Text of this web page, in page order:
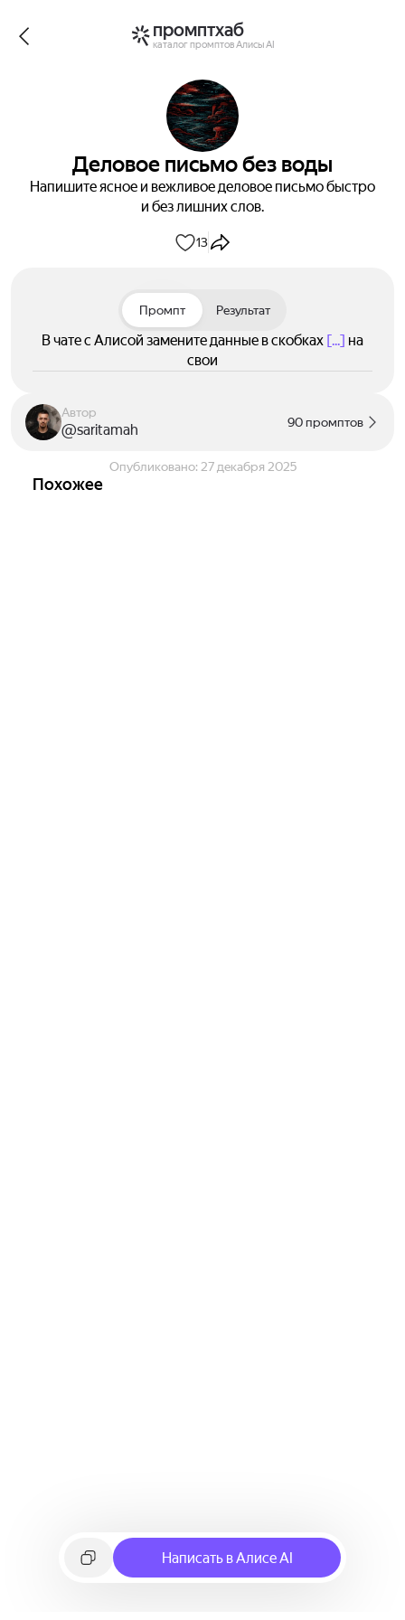
промптхаб
каталог промптов Алисы AI
Деловое письмо без воды
Напишите ясное и вежливое деловое письмо быстро
и без лишних слов.
13
Промпт Результат
В чате с Алисой замените данные в скобках [...] на
свои
Автор
@saritamah 90 промптов
Опубликовано: 27 декабря 2025
Похожее
Написать в Алисе AI